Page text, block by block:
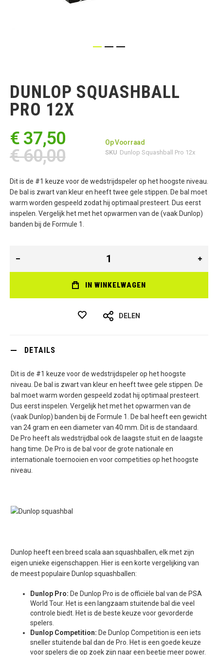
begin
van
de
afbeeldingen-
DUNLOP SQUASHBALL
PRO 12X
€ 37,50
€ 60,00
Op Voorraad
SKU Dunlop Squashball Pro 12x
Dit is de #1 keuze voor de wedstrijdspeler op het hoogste niveau.
De bal is zwart van kleur en heeft twee gele stippen. De bal moet
warm worden gespeeld zodat hij optimaal presteert. Dus eerst
inspelen. Vergelijk het met het opwarmen van de (vaak Dunlop)
banden bij de Formule 1.
IN WINKELWAGEN
DELEN
DETAILS
Dit is de #1 keuze voor de wedstrijdspeler op het hoogste
niveau. De bal is zwart van kleur en heeft twee gele stippen. De
bal moet warm worden gespeeld zodat hij optimaal presteert.
Dus eerst inspelen. Vergelijk het met het opwarmen van de
(vaak Dunlop) banden bij de Formule 1. De bal heeft een gewicht
van 24 gram en een diameter van 40 mm. Dit is de standaard.
De Pro heeft als wedstrijdbal ook de laagste stuit en de laagste
hang time. De Pro is de bal voor de grote nationale en
internationale toernooien en voor competities op het hoogste
niveau.
Dunlop heeft een breed scala aan squashballen, elk met zijn
eigen unieke eigenschappen. Hier is een korte vergelijking van
de meest populaire Dunlop squashballen:
Dunlop Pro: De Dunlop Pro is de officiële bal van de PSA
World Tour. Het is een langzaam stuitende bal die veel
controle biedt. Het is de beste keuze voor gevorderde
spelers.
Dunlop Competition: De Dunlop Competition is een iets
sneller stuitende bal dan de Pro. Het is een goede keuze
voor spelers die op zoek zijn naar een beetje meer power.